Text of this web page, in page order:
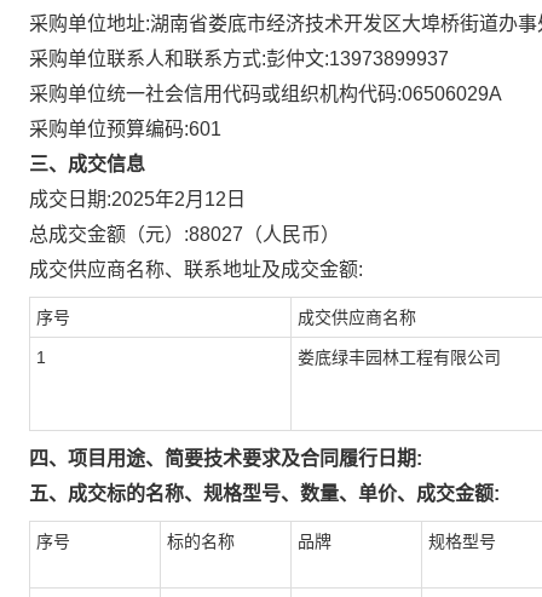
采购单位地址:湖南省娄底市经济技术开发区大埠桥街道办事
采购单位联系人和联系方式:彭仲文:13973899937
采购单位统一社会信用代码或组织机构代码:06506029A
采购单位预算编码:601
三、成交信息
成交日期:2025年2月12日
总成交金额（元）:88027 （人民币）
成交供应商名称、联系地址及成交金额:
序号 成交供应商名称
1 娄底绿丰园林工程有限公司
四、项目用途、简要技术要求及合同履行日期:
五、成交标的名称、规格型号、数量、单价、成交金额:
序号 标的名称 品牌 规格型号